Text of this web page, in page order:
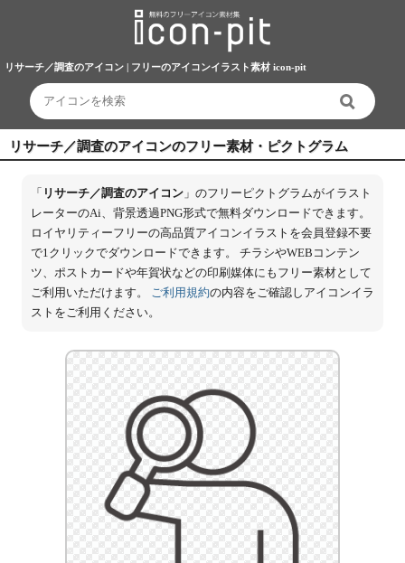
リサーチ／調査のアイコン | フリーのアイコンイラスト素材 icon-pit
リサーチ／調査のアイコンのフリー素材・ピクトグラム
「 リサーチ／調査のアイコン」のフリーピクトグラムがイラスト
レーターのAi、背景透過PNG形式で無料ダウンロードできます。
ロイヤリティーフリーの高品質アイコンイラストを会員登録不要
で1クリックでダウンロードできます。 チラシやWEBコンテン
ツ、ポストカードや年賀状などの印刷媒体にもフリー素材として
ご利用いただけます。 ご利用規約の内容をご確認しアイコンイラ
ストをご利用ください。